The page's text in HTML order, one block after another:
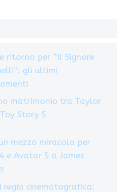
ritorno per “Il Signore
gli ultimi
matrimonio tra Taylor
Story 5
mezzo miracolo per
e Avatar 5 a James
regia cinematografica: